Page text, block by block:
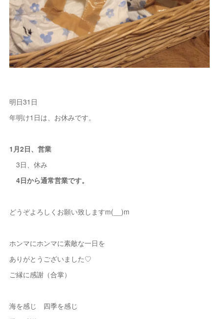
明日31日
年明け1日は、お休みです。
1月2日、営業
3日、休み
4日から通常営業です。
どうぞよろしくお願い致しますm(__)m
ホンマにホンマに素敵な一日を
ありがとうございました♡
ご縁に感謝（合掌）
海を感じ 四季を感じ